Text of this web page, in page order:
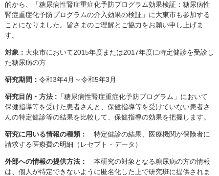
的から、「糖尿病性腎症重症化予防プログラム効果検証：糖尿病性
腎症重症化予防プログラムの介入効果の検証」に大東市も参加する
ことになりました。皆さまのご理解とご協力をお願い申し上げま
す。
対象： 大東市において2015年度または2017年度に特定健診を受診し
た糖尿病の方
研究期間： 令和3年4月～令和5年3月
研究目的・方法 : 「糖尿病性腎症重症化予防プログラム」において
保健指導等を受けた患者さんと、保健指導等を受けていない患者さ
んの特定健診等の結果を比較して、保健指導の効果を把握します。
研究に用いる情報の種類：
特定健診の結果、医療機関が保険者に
請求する医療費の明細（レセプト・データ）
外部への情報の提供方法：
本研究の対象となる糖尿病の方の情報
は、個人が特定できないように匿名化した上で研究班に提供されま